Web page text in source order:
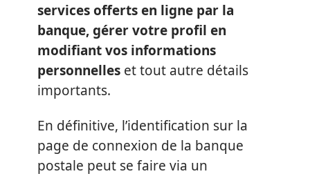
services offerts en ligne par la
banque, gérer votre profil en
modifiant vos informations
personnelles et tout autre détails
importants.
En définitive, l’identification sur la
page de connexion de la banque
postale peut se faire via un